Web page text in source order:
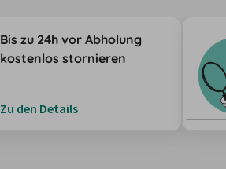
Bis zu 24h vor Abholung
kostenlos stornieren
Zu den Details